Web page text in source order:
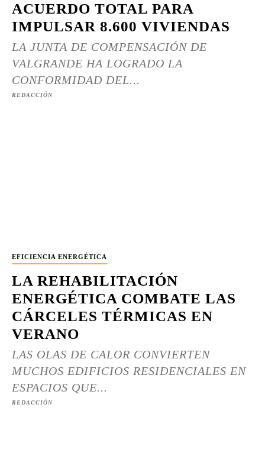
ACUERDO TOTAL PARA
IMPULSAR 8.600 VIVIENDAS
LA JUNTA DE COMPENSACIÓN DE
VALGRANDE HA LOGRADO LA
CONFORMIDAD DEL...
REDACCIÓN
EFICIENCIA ENERGÉTICA
LA REHABILITACIÓN
ENERGÉTICA COMBATE LAS
CÁRCELES TÉRMICAS EN
VERANO
LAS OLAS DE CALOR CONVIERTEN
MUCHOS EDIFICIOS RESIDENCIALES EN
ESPACIOS QUE...
REDACCIÓN